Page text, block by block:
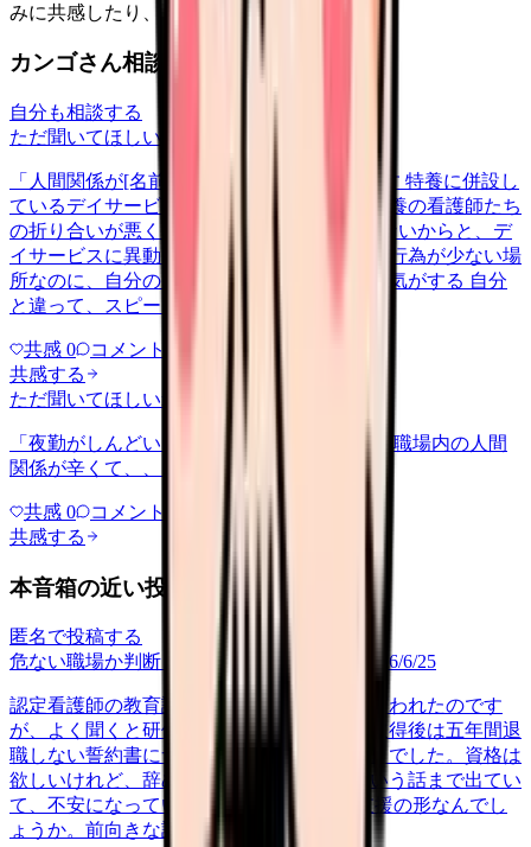
みに共感したり、自分の状況を投稿できます。
カンゴさん相談室から共有された相談
自分も相談する
ただ聞いてほしい
2026/5/22
「人間関係が[名前]」について相談したいです 特養に併設し
ているデイサービスで働いてるのですが、特養の看護師たち
の折り合いが悪く、その中の1人が居場所がないからと、デ
イサービスに異動してきて。ただでさえ医療行為が少ない場
所なのに、自分の居場所がなくなったような気がする 自分
と違って、スピードが速いし…
共感 0 コメント
共感する
ただ聞いてほしいrelationships
「夜勤がしんどい」について相談したいです 職場内の人間
関係が辛くて、、、
共感 0 コメント
共感する
本音箱の近い投稿
匿名で投稿する
危ない職場か判断してほしい
career-growth 2026/6/25
認定看護師の教育課程に行かせると上司に言われたのです
が、よく聞くと研修費は全額自己負担で、取得後は五年間退
職しない誓約書にサインしろという条件付きでした。資格は
欲しいけれど、辞めたら費用を全額返せという話まで出てい
て、不安になっています。 これは普通の支援の形なんでし
ょうか。前向きな話のはずが、縛…